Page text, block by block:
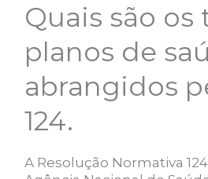
Quais são os
planos de
abrangidos
124.
A Resolução Normativa 124